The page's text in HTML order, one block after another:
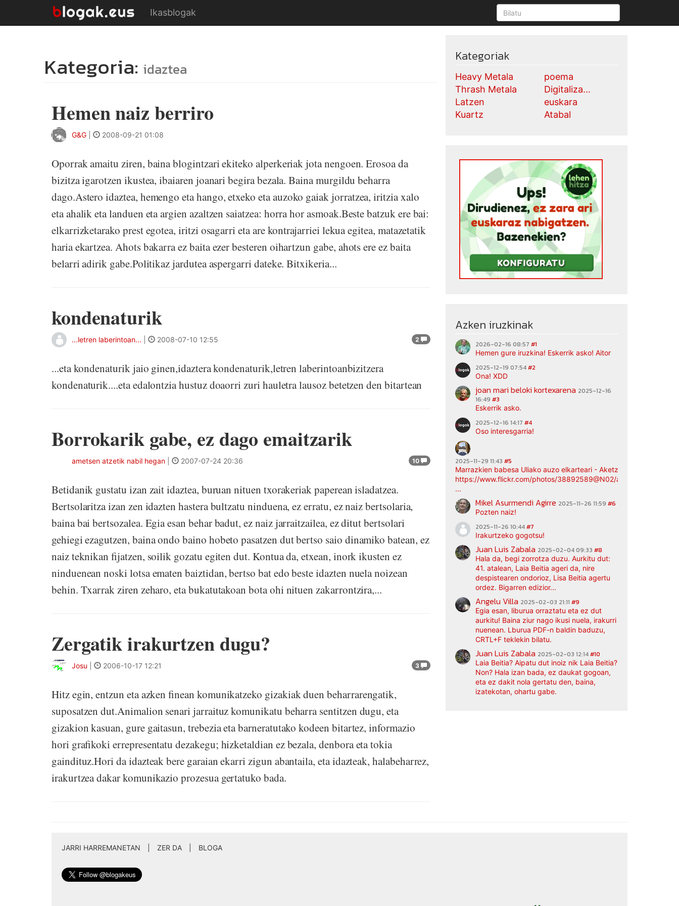
Ikasblogak
Kategoria: idaztea
Hemen naiz berriro
G&G 2008-09-21 01:08
Oporrak amaitu ziren, baina blogintzari ekiteko alperkeriak jota nengoen. Erosoa da
bizitza igarotzen ikustea, ibaiaren joanari begira bezala. Baina murgildu beharra
dago.Astero idaztea, hemengo eta hango, etxeko eta auzoko gaiak jorratzea, iritzia xalo
eta ahalik eta landuen eta argien azaltzen saiatzea: horra hor asmoak.Beste batzuk ere bai:
elkarrizketarako prest egotea, iritzi osagarri eta are kontrajarriei lekua egitea, matazetatik
haria ekartzea. Ahots bakarra ez baita ezer besteren oihartzun gabe, ahots ere ez baita
belarri adirik gabe.Politikaz jardutea aspergarri dateke. Bitxikeria...
kondenaturik
2
...letren laberintoan... 2008-07-10 12:55
...eta kondenaturik jaio ginen,idaztera kondenaturik,letren laberintoanbizitzera
kondenaturik....eta edalontzia hustuz doaorri zuri hauletra lausoz betetzen den bitartean
Borrokarik gabe, ez dago emaitzarik
10
ametsen atzetik nabil hegan 2007-07-24 20:36
Betidanik gustatu izan zait idaztea, buruan nituen txorakeriak paperean isladatzea.
Bertsolaritza izan zen idazten hastera bultzatu ninduena, ez erratu, ez naiz bertsolaria,
baina bai bertsozalea. Egia esan behar badut, ez naiz jarraitzailea, ez ditut bertsolari
gehiegi ezagutzen, baina ondo baino hobeto pasatzen dut bertso saio dinamiko batean, ez
naiz teknikan fijatzen, soilik gozatu egiten dut. Kontua da, etxean, inork ikusten ez
ninduenean noski lotsa ematen baiztidan, bertso bat edo beste idazten nuela noizean
behin. Txarrak ziren zeharo, eta bukatutakoan bota ohi nituen zakarrontzira,...
Zergatik irakurtzen dugu?
3
Josu 2006-10-17 12:21
Hitz egin, entzun eta azken finean komunikatzeko gizakiak duen beharrarengatik,
suposatzen dut.Animalion senari jarraituz komunikatu beharra sentitzen dugu, eta
gizakion kasuan, gure gaitasun, trebezia eta barneratutako kodeen bitartez, informazio
hori grafikoki errepresentatu dezakegu; hizketaldian ez bezala, denbora eta tokia
gaindituz.Hori da idazteak bere garaian ekarri zigun abantaila, eta idazteak, halabeharrez,
irakurtzea dakar komunikazio prozesua gertatuko bada.
Kategoriak
Heavy Metala
Thrash Metala
Latzen
Kuartz
poema
Digitaliza...
euskara
Atabal
Azken iruzkinak
2026-02-16 08:57 #1
Hemen gure iruzkina! Eskerrik asko! Aitor
2025-12-19 07:54#2
Ona! XDD
joan mari beloki kortexarena 2025-12-16
16:49 #3
Eskerrik asko.
2025-12-16 14:17 #4
Oso interesgarria!
2025-11-29 11:43 #5
Marrazkien babesa Uliako auzo elkarteari - Aketz etxea (argazki
https://www.flickr.com/photos/38892589@N02/albums/
...
Mikel Asurmendi Agirre 2025-11-26 11:59 #6
Pozten naiz!
2025-11-26 10:44#7
Irakurtzeko gogotsu!
Juan Luis Zabala 2025-02-04 09:33 #8
Hala da, begi zorrotza duzu. Aurkitu dut:
41. atalean, Laia Beitia ageri da, nire
despistearen ondorioz, Lisa Beitia agertu
ordez. Bigarren edizior...
Angelu Villa 2025-02-03 21:11 #9
Egia esan, liburua orraztatu eta ez dut
aurkitu! Baina ziur nago ikusi nuela, irakurri
nuenean. Lburua PDF-n baldin baduzu,
CRTL+F teklekin bilatu.
Juan Luis Zabala 2025-02-03 12:14#10
Laia Beitia? Aipatu dut inoiz nik Laia Beitia?
Non? Hala izan bada, ez daukat gogoan,
eta ez dakit nola gertatu den, baina,
izatekotan, ohartu gabe.
JARRI HARREMANETAN ZER DA BLOGA